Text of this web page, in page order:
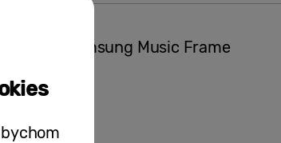
rytmus: Samsung Music Frame